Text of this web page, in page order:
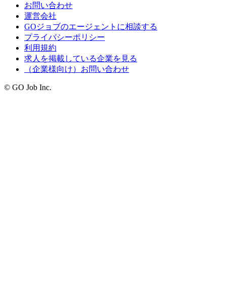
お問い合わせ
運営会社
GOジョブのエージェントに相談する
プライバシーポリシー
利用規約
求人を掲載している企業を見る
（企業様向け）お問い合わせ
© GO Job Inc.